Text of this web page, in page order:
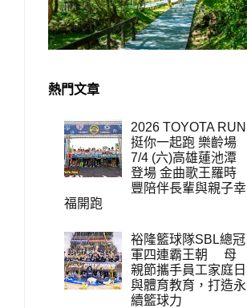
熱門文章
2026 TOYOTA RUN
挺你一起跑 樂齡場
7/4 (六)高雄蓮池潭
登場 金曲歌王羅時
豐陪伴長輩與親子幸
福開跑
裕隆籃球隊SBL總冠
軍四連霸王朝 母
親節攜手員工家庭日
與體育教育，打造永
續籃球力